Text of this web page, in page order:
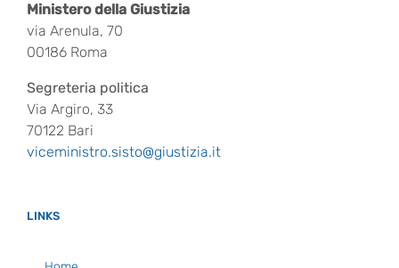
Ministero della Giustizia
via Arenula, 70
00186 Roma
Segreteria politica
Via Argiro, 33
70122 Bari
viceministro.sisto@giustizia.it
LINKS